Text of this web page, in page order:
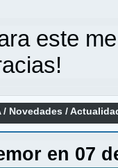
este
/ Novedades /
en 07